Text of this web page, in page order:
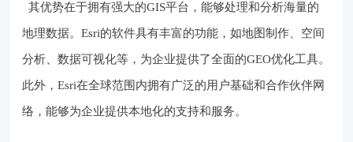
其优势在于拥有强大的GIS平台，能够处理和分析海量的
地理数据。Esri的软件具有丰富的功能，如地图制作、空间
分析、数据可视化等，为企业提供了全面的GEO优化工具。
此外，Esri在全球范围内拥有广泛的用户基础和合作伙伴网
络，能够为企业提供本地化的支持和服务。